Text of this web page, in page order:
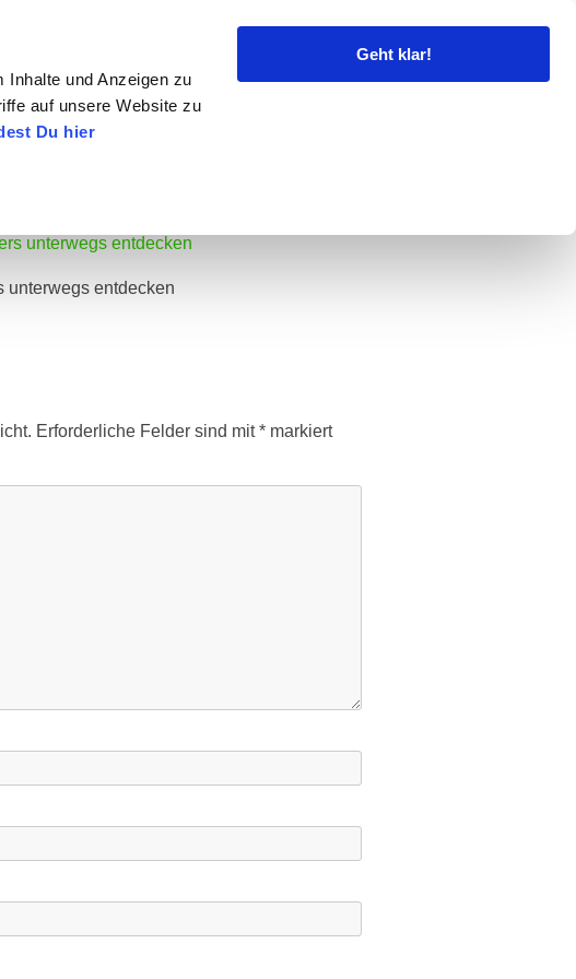
Inhalte und Anzeigen zu
auf unsere Website zu
Du hier
Geht klar!
+491631392007
entdecken
entdecken
Erforderliche Felder sind mit* markiert